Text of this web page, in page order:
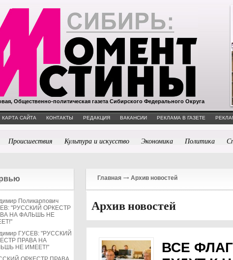
Общественно-политическая газета Сибирского Федерального Округа
КАРТА САЙТА КОНТАКТЫ РЕДАКЦИЯ ВАКАНСИИ РЕКЛАМА В ГАЗЕТЕ
Происшествия Культура и искусство Экономика Политика
Поликарпович
"РУССКИЙ ОРКЕСТР
НА ФАЛЬШЬ НЕ
ГУСЕВ: "РУССКИЙ
ПРАВА НА
НЕ ИМЕЕТ!"
Главная Архив новостей
Архив новостей
ВСЕ